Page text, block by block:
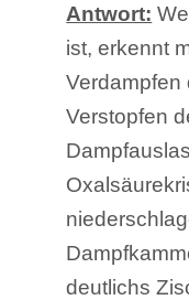
Antwort:
ist, erkennt
Verdampfen
Verstopfen
deutlichs